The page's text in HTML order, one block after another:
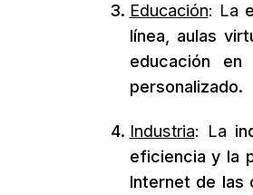
Educación: La
línea, aulas
educación
personalizado.
Industria: La
eficiencia y la
Internet de las